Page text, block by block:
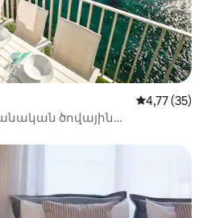
Միջին
4,77 (35)
ծովային